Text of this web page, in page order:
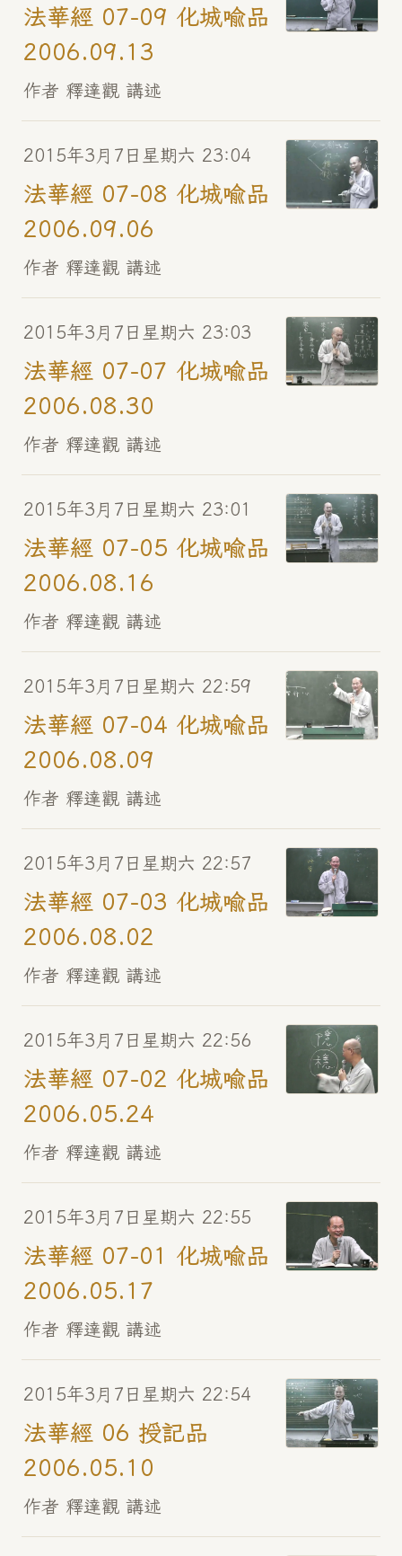
法華經 07-09 化城喻品
2006.09.13
作者 釋達觀 講述
2015年3月7日星期六 23:04
法華經 07-08 化城喻品
2006.09.06
作者 釋達觀 講述
2015年3月7日星期六 23:03
法華經 07-07 化城喻品
2006.08.30
作者 釋達觀 講述
2015年3月7日星期六 23:01
法華經 07-05 化城喻品
2006.08.16
作者 釋達觀 講述
2015年3月7日星期六 22:59
法華經 07-04 化城喻品
2006.08.09
作者 釋達觀 講述
2015年3月7日星期六 22:57
法華經 07-03 化城喻品
2006.08.02
作者 釋達觀 講述
2015年3月7日星期六 22:56
法華經 07-02 化城喻品
2006.05.24
作者 釋達觀 講述
2015年3月7日星期六 22:55
法華經 07-01 化城喻品
2006.05.17
作者 釋達觀 講述
2015年3月7日星期六 22:54
法華經 06 授記品
2006.05.10
作者 釋達觀 講述